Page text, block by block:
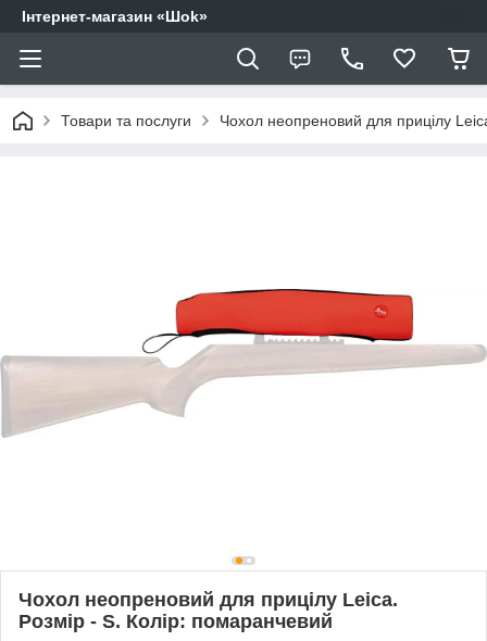
Інтернет-магазин «Шоk»
Товари та послуги Чохол неопреновий для прицілу
Чохол неопреновий для прицілу Leica.
Розмір - S. Колір: помаранчевий